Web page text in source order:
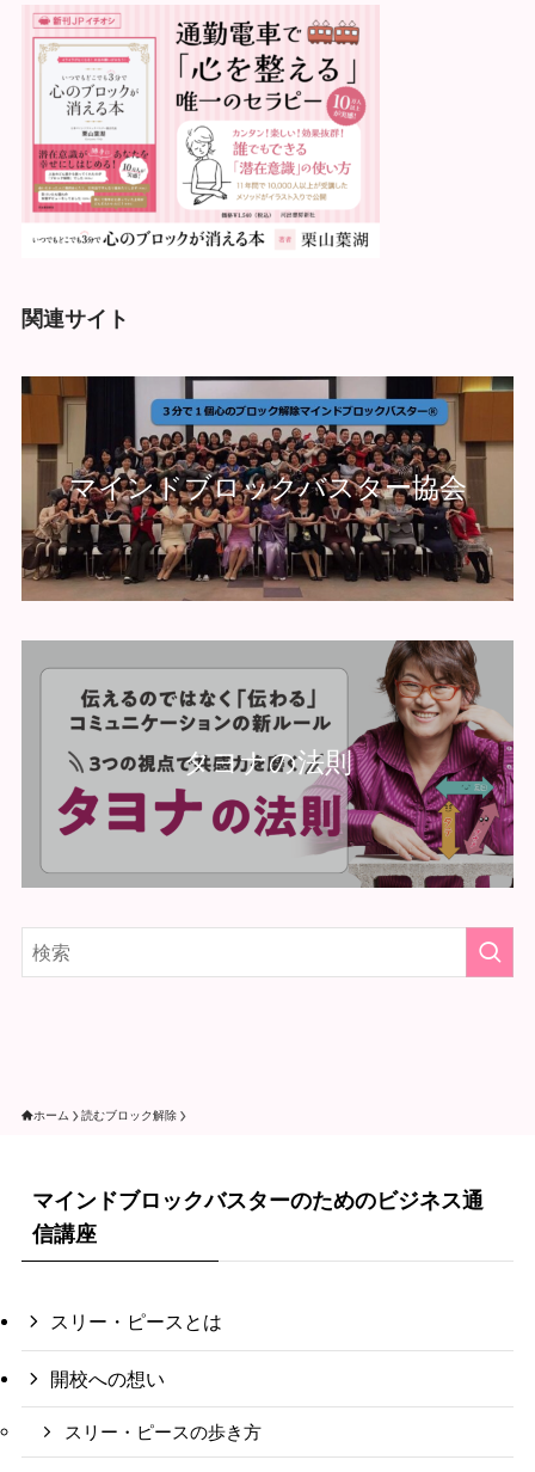
関連サイト
マインドブロックバスター協会
タヨナの法則
ホーム 読むブロック解除
マインドブロックバスターのためのビジネス通
信講座
スリー・ピースとは
開校への想い
スリー・ピースの歩き方